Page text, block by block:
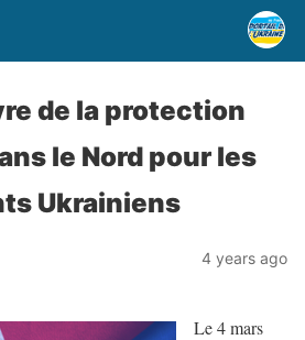
de la protection
le Nord pour les
Ukrainiens
4 years ago
Le 4 mars